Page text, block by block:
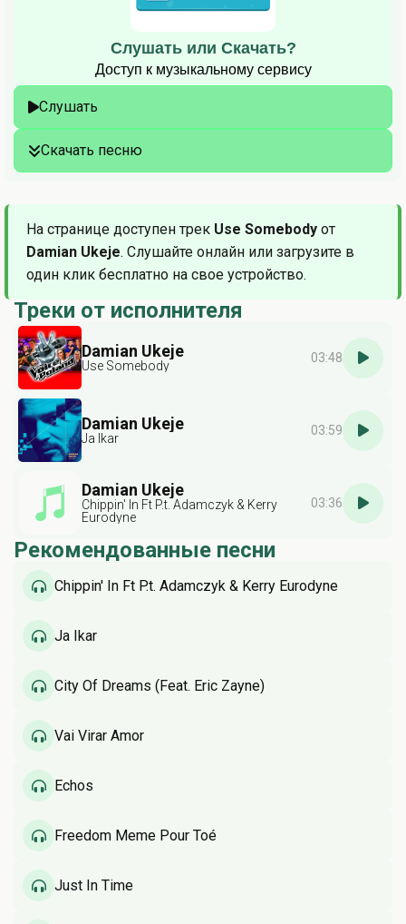
Слушать или Скачать?
Доступ к музыкальному сервису
Слушать
Скачать песню
На странице доступен трек Use Somebody от
Damian Ukeje. Слушайте онлайн или загрузите в
один клик бесплатно на свое устройство.
Треки от исполнителя
Damian Ukeje
Use Somebody
03:48
Damian Ukeje
Ja Ikar
03:59
Damian Ukeje
Chippin' In Ft P.t. Adamczyk & Kerry
Eurodyne
03:36
Рекомендованные песни
Chippin' In Ft P.t. Adamczyk & Kerry Eurodyne
Ja Ikar
City Of Dreams (Feat. Eric Zayne)
Vai Virar Amor
Échos
Freedom Meme Pour Toé
Just In Time